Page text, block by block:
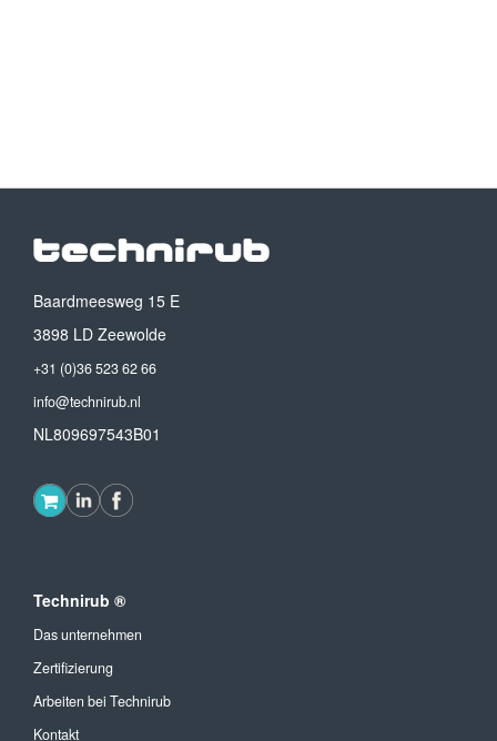
Baardmeesweg 15 E
3898 LD Zeewolde
+31 (0)36 523 62 66
info@technirub.nl
NL809697543B01
Technirub ®
Das unternehmen
Zertifizierung
Arbeiten bei Technirub
Kontakt